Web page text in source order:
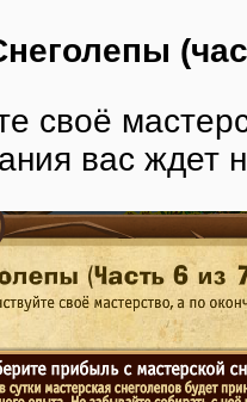
своё
вас ждет